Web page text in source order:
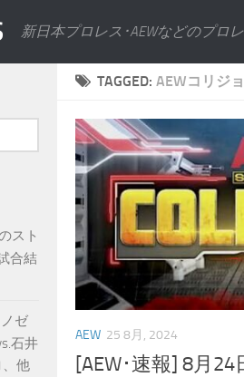
新日本プロレス･AEWなどのプロ
TAGGED: AEWコリジ
AEW 25 8月, 2024
[AEW･速報] 8月
スト
合結
ゼ
石井
、他